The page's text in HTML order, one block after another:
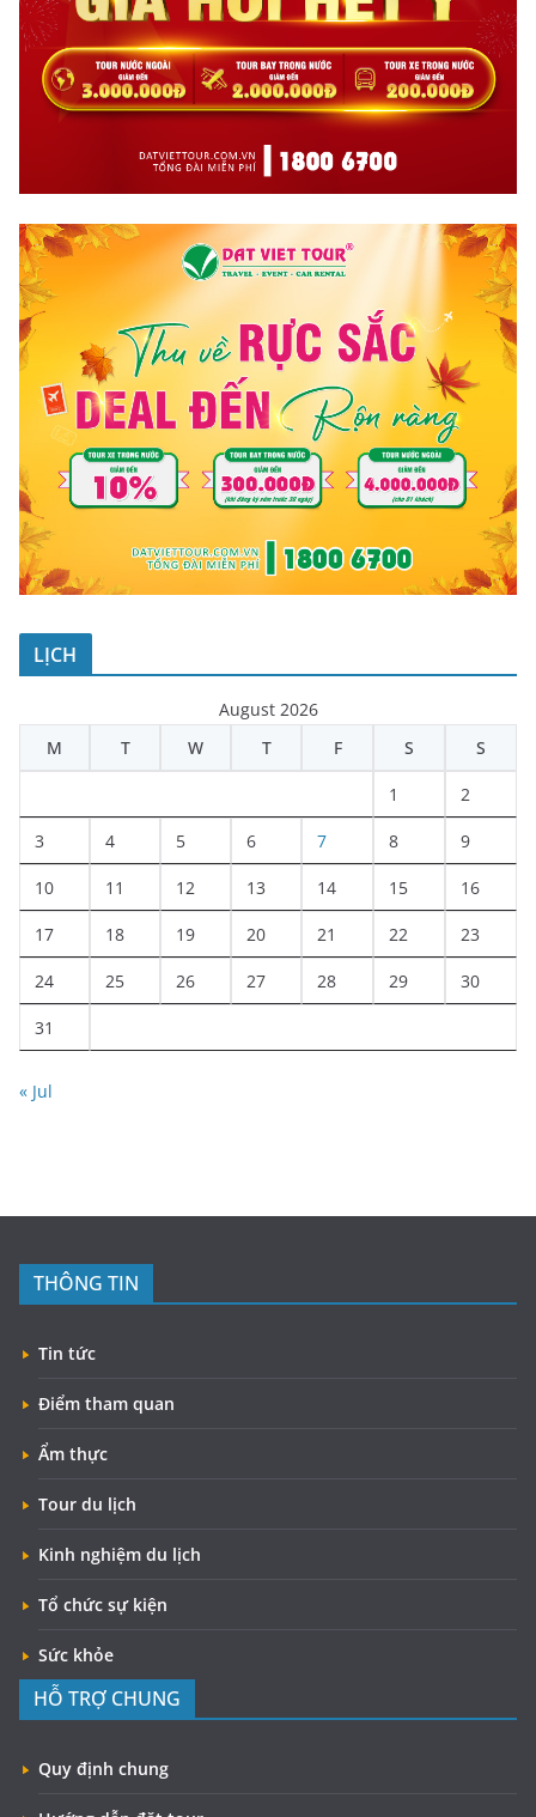
LỊCH
August 2026
M
T W T F S S
1 2
3 4 5 6 7 8 9
10 11 12 13 14 15 16
17 18 19 20 21 22 23
24 25 26 27 28 29 30
31
« Jul
THÔNG TIN
Tin tức
Điểm tham quan
Ẩm thực
Tour du lịch
Kinh nghiệm du lịch
Tổ chức sự kiện
Sức khỏe
HỖ TRỢ CHUNG
Quy định chung